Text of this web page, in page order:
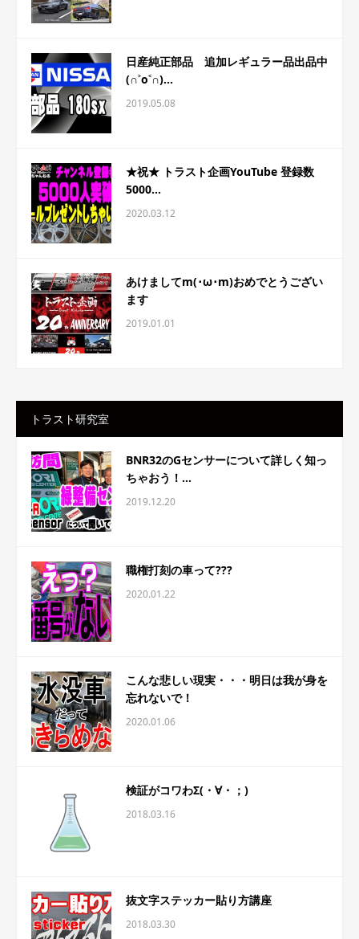
日産純正部品 追加レギュラー品出品中
(∩˃o˂∩)...
2019.05.08
★祝★ トラスト企画YouTube 登録数
5000...
2020.03.12
あけましてm(･ω･m)おめでとうござい
ます
2019.01.01
トラスト研究室
BNR32のGセンサーについて詳しく知っ
ちゃおう！...
2019.12.20
職権打刻の車って???
2020.01.22
こんな悲しい現実・・・明日は我が身を
忘れないで！
2020.01.06
検証がコワわΣ(・∀・；)
2018.03.16
抜文字ステッカー貼り方講座
2018.03.30